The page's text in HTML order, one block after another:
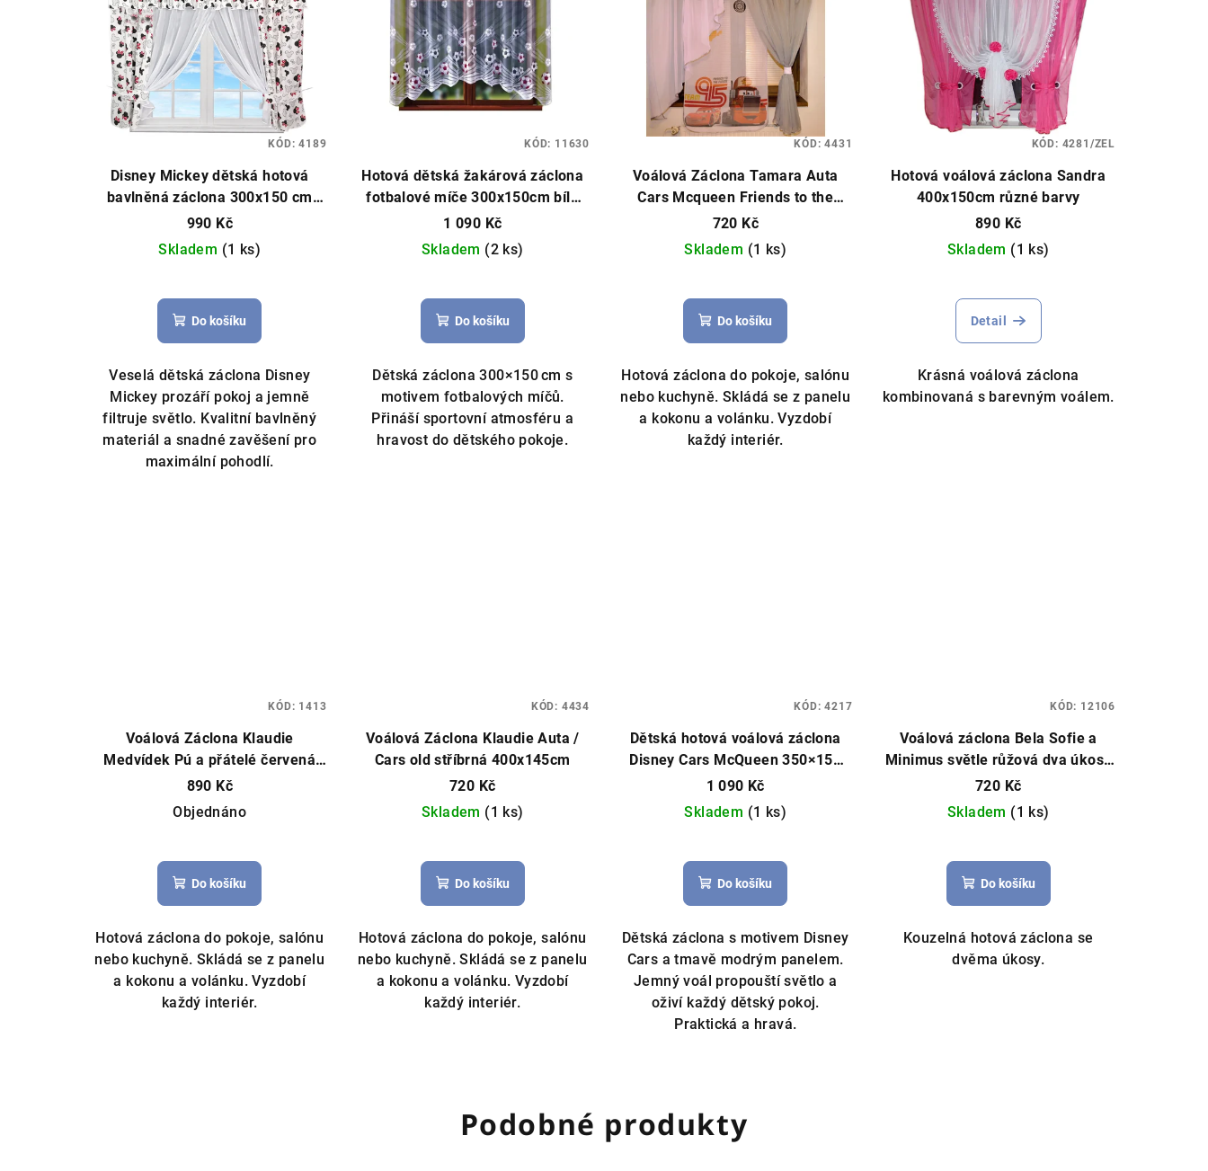
Disney Mickey dětská hotová
bavlněná záclona 300x150 cm
Čistý voál, můžeme ušít na
míru
990 Kč
Skladem (1 ks)
Do košíku
Veselá dětská záclona Disney
Mickey prozáří pokoj a jemně
filtruje světlo. Kvalitní bavlněný
materiál a snadné zavěšení pro
maximální pohodlí.
KÓD:4189
Hotová dětská žakárová záclona
fotbalové míče 300x150cm bílá
Hotová záclona, detský motiv
míčů, žakár
1 090 Kč
Skladem (2 ks)
Do košíku
Dětská záclona 300×150 cm s
motivem fotbalových míčů.
Přináší sportovní atmosféru a
hravost do dětského pokoje.
KÓD: 11630
Voálová Záclona Tamara Auta
Cars Mcqueen Friends to the
finish šedá 400x145cm
720 Kč
Skladem (1 ks)
Do košíku
Hotová záclona do pokoje, salónu
nebo kuchyně. Skládá se z panelu
a kokonu a volánku. Vyzdobí
každý interiér.
KÓD:4431
Hotová voálová záclona Sandra
400x150cm různé barvy
890 Kč
Skladem (1 ks)
hodnocení
produktu
je
5,0
z
Detail
Krásná voálová záclona
kombinovaná s barevným voálem.
KÓD: 4281/ZEL
Voálová Záclona Klaudie
Medvídek Pú a přátelé červená
400x145cm
890 Kč
Objednáno
Do košíku
Hotová záclona do pokoje, salónu
nebo kuchyně. Skládá se z panelu
a kokonu a volánku. Vyzdobí
každý interiér.
KÓD: 1413
Voálová Záclona Klaudie Auta /
Cars old stříbrná 400x145cm
720 Kč
Skladem (1 ks)
Do košíku
Hotová záclona do pokoje, salónu
nebo kuchyně. Skládá se z panelu
a kokonu a volánku. Vyzdobí
každý interiér.
KÓD: 4434
Dětská hotová voálová záclona
Disney Cars McQueen 350×150
cm – tmavě modrá
záclona, licenční Disney
1 090 Kč
Skladem (1 ks)
Do košíku
Dětská záclona s motivem Disney
Cars a tmavě modrým panelem.
Jemný voál propouští světlo a
oživí každý dětský pokoj.
Praktická a hravá.
KÓD:4217
Voálová záclona Bela Sofie a
Minimus světle růžová dva úkosy
400x145cm
720 Kč
Skladem (1 ks)
Do košíku
Kouzelná hotová záclona se
dvěma úkosy.
KÓD: 12106
Podobné produkty